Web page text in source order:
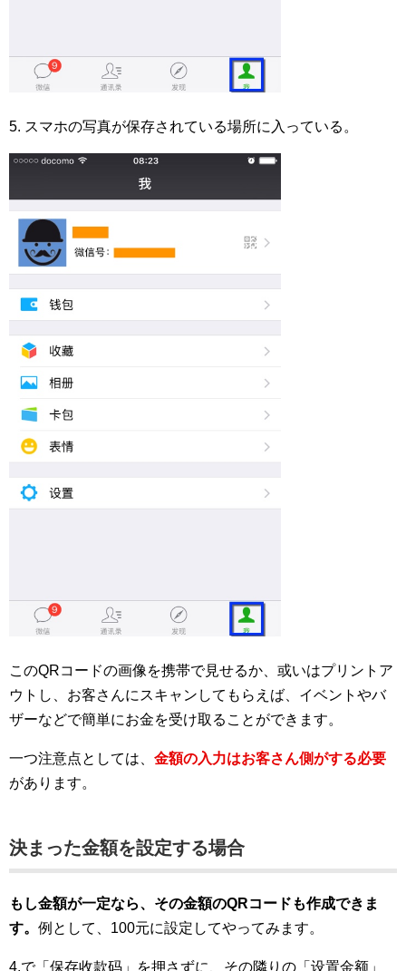
5. スマホの写真が保存されている場所に入っている。
このQRコードの画像を携帯で見せるか、或いはプリントア
ウトし、お客さんにスキャンしてもらえば、イベントやバ
ザーなどで簡単にお金を受け取ることができます。
一つ注意点としては、 金額の入力はお客さん側がする必要
があります。
決まった金額を設定する場合
もし金額が一定なら、その金額のQRコードも作成できま
す。 例として、100元に設定してやってみます。
4.で「保存收款码」を押さずに、その隣りの「设置金额」